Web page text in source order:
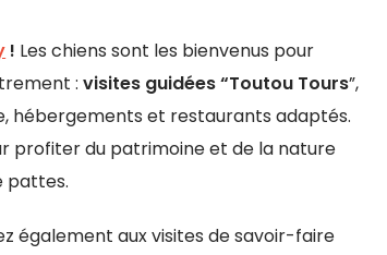
! Les chiens sont les bienvenus pour
:visites guidées “Toutou Tours”,
hébergements et restaurants adaptés.
profiter du patrimoine et de la nature
pattes.
également aux visites de savoir-faire